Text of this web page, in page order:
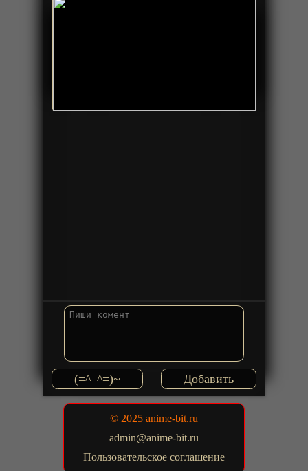
(=^_^=)~
© 2025 anime-bit.ru
admin@anime-bit.ru
Пользовательское соглашение